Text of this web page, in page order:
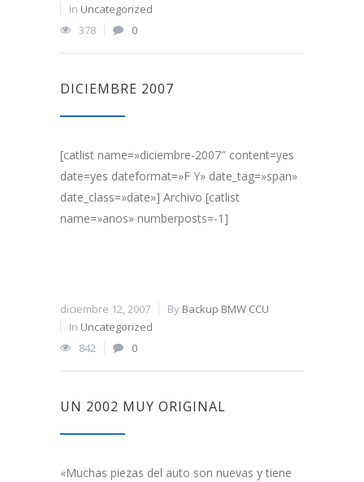
In Uncategorized
378
0
DICIEMBRE 2007
[catlist name=»diciembre-2007″ content=yes
date=yes dateformat=»F Y» date_tag=»span»
date_class=»date»] Archivo [catlist
name=»anos» numberposts=-1]
diciembre 12, 2007 By Backup BMW CCU
In Uncategorized
842
0
UN 2002 MUY ORIGINAL
«Muchas piezas del auto son nuevas y tiene